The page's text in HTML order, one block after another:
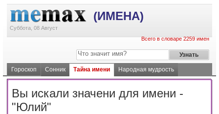
(ИМЕНА)
Суббота, 08 Август
Всего в словаре 2259 имен
Гороскоп Сонник Тайна имени Народная мудрость
Вы искали значени для имени -
"Юлий"